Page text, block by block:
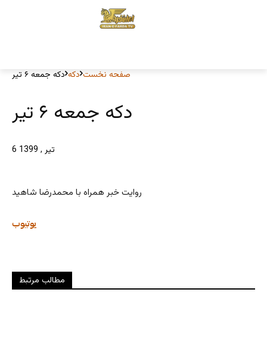
صفحه نخست دکه دکه جمعه ۶ تیر
دکه جمعه ۶ تیر
6 تیر , 1399
روایت خبر همراه با محمدرضا شاهید
یوتیوب
مطالب مرتبط